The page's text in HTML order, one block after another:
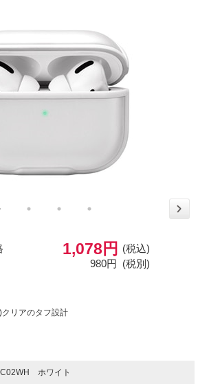
1,078円
(税込)
980円 (税別)
クリアのタフ設計
ホワイト